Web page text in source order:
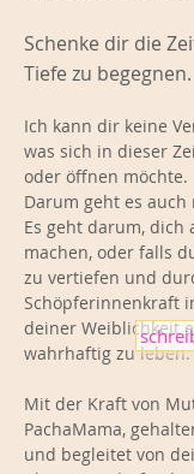
Schenke dir die
Tiefe zu begegnen.
Ich kann dir keine
was sich in dieser
oder öffnen möchte.
Darum geht es auch
Es geht darum, dich
machen, oder falls
zu vertiefen und
Schöpferinnenkraft
deiner Weiblichkeit
wahrhaftig zu leben.
Mit der Kraft von
PachaMama,
und begleitet von